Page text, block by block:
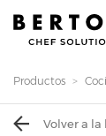
Productos
Volver a la